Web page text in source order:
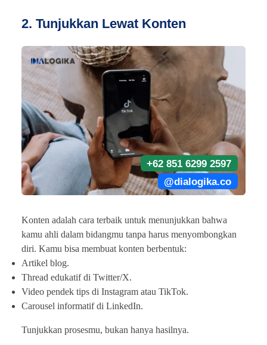
2. Tunjukkan Lewat Konten
+62 851 6299 2597
@dialogika.co
Konten adalah cara terbaik untuk menunjukkan bahwa
kamu ahli dalam bidangmu tanpa harus menyombongkan
diri. Kamu bisa membuat konten berbentuk:
Artikel blog.
Thread edukatif di Twitter/X.
Video pendek tips di Instagram atau TikTok.
Carousel informatif di LinkedIn.
Tunjukkan prosesmu, bukan hanya hasilnya.